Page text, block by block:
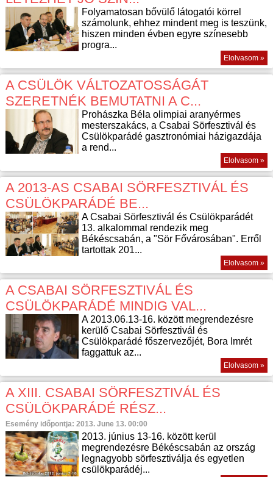
Folyamatosan bővülő látogatói körrel
számolunk, ehhez mindent meg is teszünk,
hiszen minden évben egyre színesebb
progra...
Elolvasom »
A CSÜLÖK VÁLTOZATOSSÁGÁT
SZERETNÉK BEMUTATNI A C...
Prohászka Béla olimpiai aranyérmes
mesterszakács, a Csabai Sörfesztivál és
Csülökparádé gasztronómiai házigazdája
a rend...
Elolvasom »
A 2013-AS CSABAI SÖRFESZTIVÁL ÉS
CSÜLÖKPARÁDÉ BE...
A Csabai Sörfesztivál és Csülökparádét
13. alkalommal rendezik meg
Békéscsabán, a "Sör Fővárosában". Erről
tartottak 201...
Elolvasom »
A CSABAI SÖRFESZTIVÁL ÉS
CSÜLÖKPARÁDÉ MINDIG VAL...
A 2013.06.13-16. között megrendezésre
kerülő Csabai Sörfesztivál és
Csülökparádé főszervezőjét, Bora Imrét
faggattuk az...
Elolvasom »
A XIII. CSABAI SÖRFESZTIVÁL ÉS
CSÜLÖKPARÁDÉ RÉSZ...
Esemény időpontja: 2013. June 13. 00:00
2013. június 13-16. között kerül
megrendezésre Békéscsabán az ország
legnagyobb sörfesztiválja és egyetlen
csülökparádéj...